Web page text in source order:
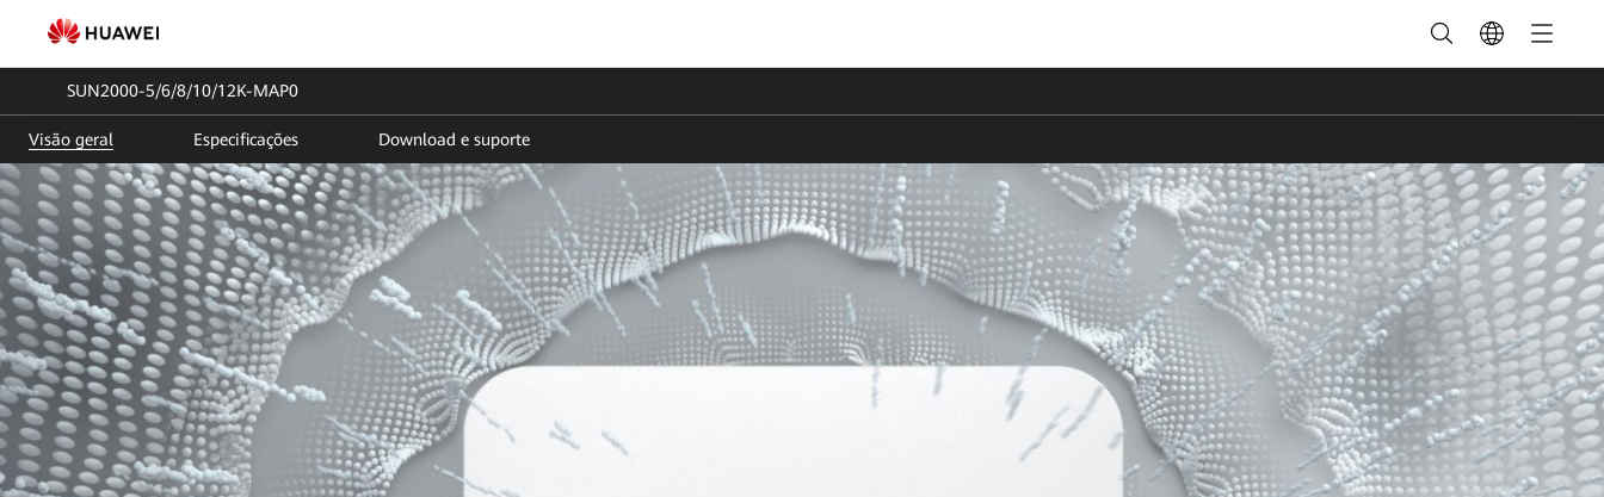
SUN2000-
5/6/8/10/12K-
MAP0
|
Inversor
Solar
Trifásico
|
FusionSolar
Brasil
SUN2000-5/6/8/10/12K-MAP0
Visão geral Especificações Download e suporte